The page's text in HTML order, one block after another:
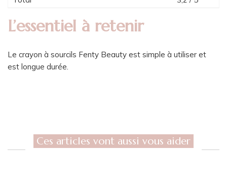
L’essentiel à retenir
Le crayon à sourcils Fenty Beauty est simple à utiliser et
est longue durée.
Ces articles vont aussi vous aider